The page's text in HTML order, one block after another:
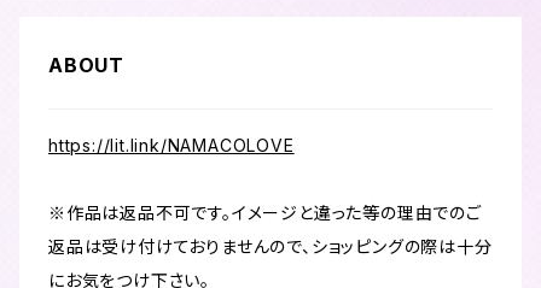
ABOUT
https://lit.link/NAMACOLOVE
※作品は返品不可です。イメージと違った等の理由でのご
返品は受け付けておりませんので、ショッピングの際は十分
にお気をつけ下さい。